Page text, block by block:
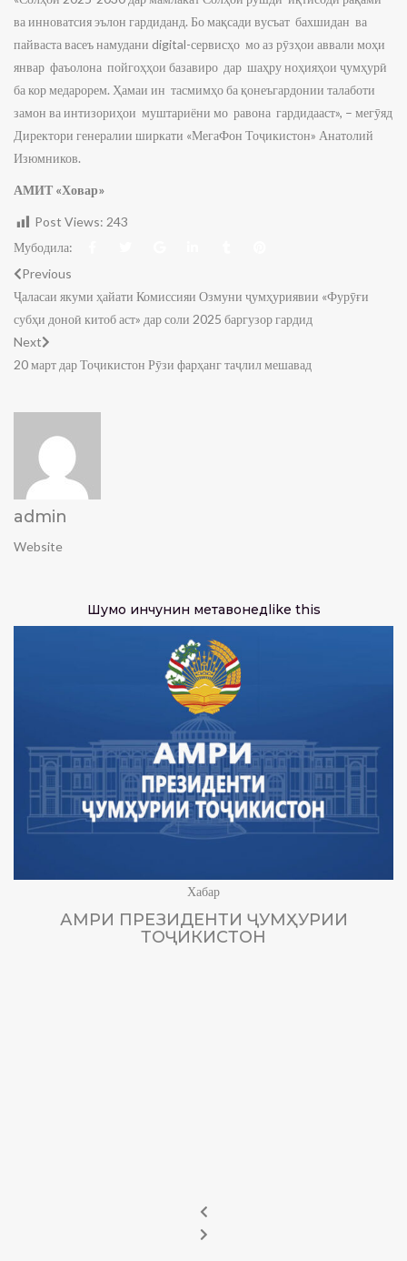
ва инноватсия эълон гардиданд. Бо мақсади вусъат бахшидан ва
пайваста васеъ намудани digital-сервисҳо мо аз рӯзҳои аввали моҳи
январ фаъолона пойгоҳҳои базавиро дар шаҳру ноҳияҳои ҷумҳурӣ
ба кор медарорем. Ҳамаи ин тасмимҳо ба қонеъгардонии талаботи
замон ва интизориҳои муштариёни мо равона гардидааст», – мегӯяд
Директори генералии ширкати «МегаФон Тоҷикистон» Анатолий
Изюмников.
АМИТ «Ховар»
Post Views: 243
Мубодила:
Previous
Ҷаласаи якуми ҳайати Комиссияи Озмуни ҷумҳуриявии «Фурӯғи
субҳи доноӣ китоб аст» дар соли 2025 баргузор гардид
Next
20 март дар Тоҷикистон Рӯзи фарҳанг таҷлил мешавад
admin
Website
Шумо инчунин метавонедlike this
Хабар
АМРИ ПРЕЗИДЕНТИ ҶУМҲУРИИ
ТОҶИКИСТОН